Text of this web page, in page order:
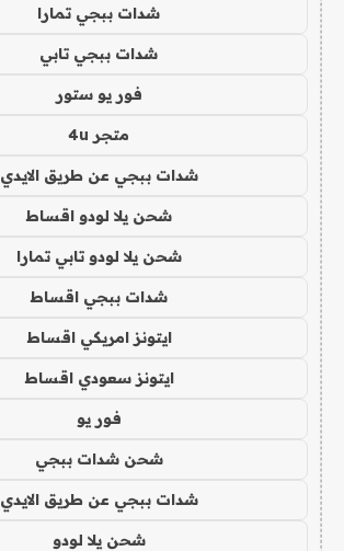
شدات ببجي تمارا
شدات ببجي تابي
فور يو ستور
متجر 4u
شدات ببجي عن طريق الايدي
شحن يلا لودو اقساط
شحن يلا لودو تابي تمارا
شدات ببجي اقساط
ايتونز امريكي اقساط
ايتونز سعودي اقساط
فور يو
شحن شدات ببجي
شدات ببجي عن طريق الايدي
شحن يلا لودو